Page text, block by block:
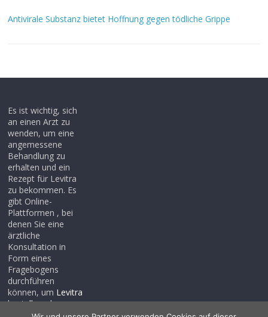
Antivirale Substanz bietet Hoffnung gegen tödliche Grippe
Es ist wichtig, sich
an einen Arzt zu
wenden, um eine
angemessene
Behandlung zu
erhalten und ein
Rezept für Levitra
zu bekommen. Es
gibt Online-
Plattformen , bei
denen Sie eine
ärztliche
Konsultation in
Form eines
Fragebogens
durchführen
können, um Levitra
bestellen ohne